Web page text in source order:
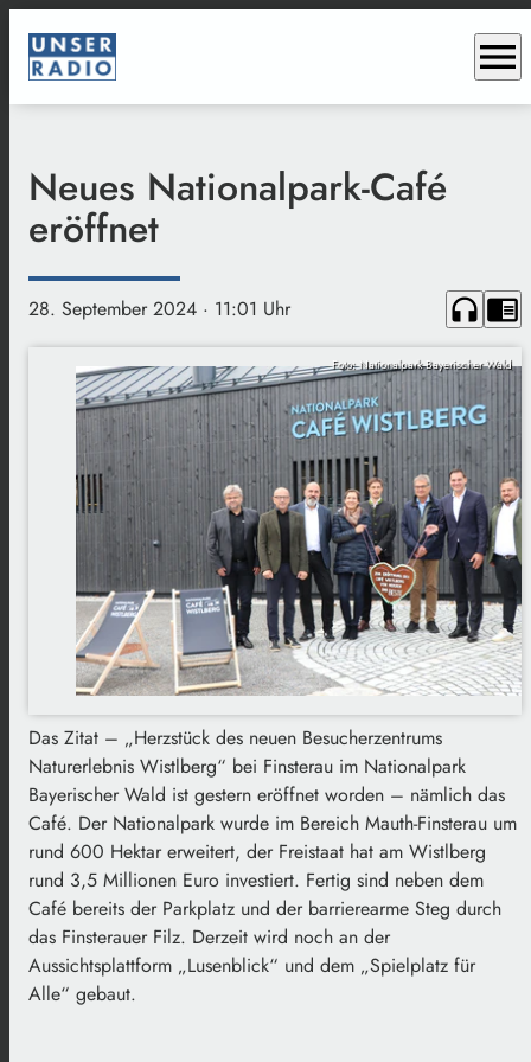
menu
Neues Nationalpark-Café
eröffnet
28. September 2024 · 11:01 Uhr headphones chrome_reader_mode
Foto: Nationalpark Bayerischer Wald
Das Zitat – „Herzstück des neuen Besucherzentrums
Naturerlebnis Wistlberg“ bei Finsterau im Nationalpark
Bayerischer Wald ist gestern eröffnet worden – nämlich das
Café. Der Nationalpark wurde im Bereich Mauth-Finsterau um
rund 600 Hektar erweitert, der Freistaat hat am Wistlberg
rund 3,5 Millionen Euro investiert. Fertig sind neben dem
Café bereits der Parkplatz und der barrierearme Steg durch
das Finsterauer Filz. Derzeit wird noch an der
Aussichtsplattform „Lusenblick“ und dem „Spielplatz für
Alle“ gebaut.